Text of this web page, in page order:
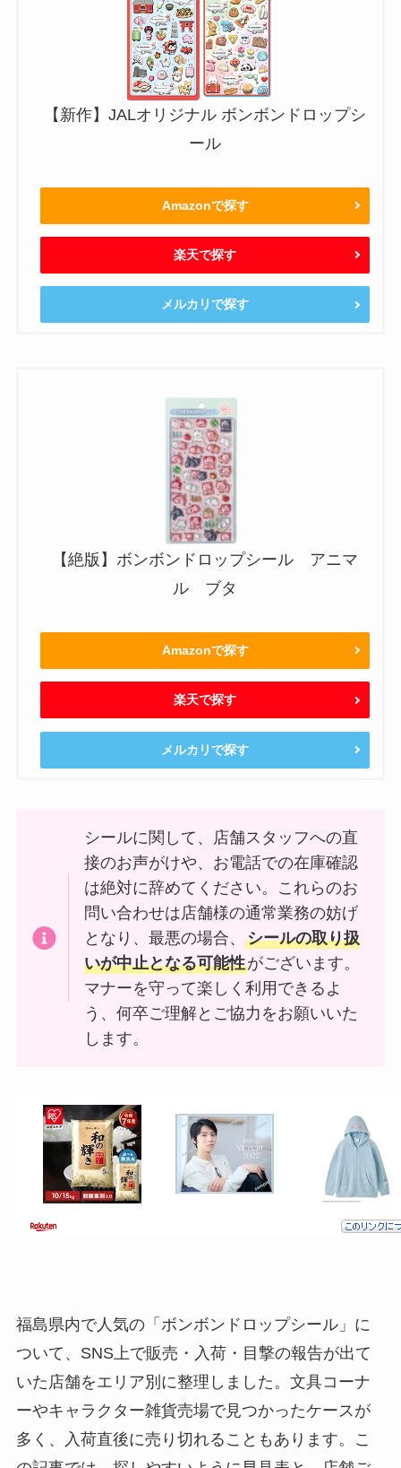
【新作】JALオリジナル ボンボンドロップシ
ール
Amazonで探す
楽天で探す
メルカリで探す
【絶版】ボンボンドロップシール アニマ
ル ブタ
Amazonで探す
楽天で探す
メルカリで探す
シールに関して、店舗スタッフへの直
接のお声がけや、お電話での在庫確認
は絶対に辞めてください。これらのお
問い合わせは店舗様の通常業務の妨げ
となり、最悪の場合、シールの取り扱
いが中止となる可能性がございます。
マナーを守って楽しく利用できるよ
う、何卒ご理解とご協力をお願いいた
します。
福島県内で人気の「ボンボンドロップシール」に
ついて、SNS上で販売・入荷・目撃の報告が出て
いた店舗をエリア別に整理しました。文具コーナ
ーやキャラクター雑貨売場で見つかったケースが
多く、入荷直後に売り切れることもあります。こ